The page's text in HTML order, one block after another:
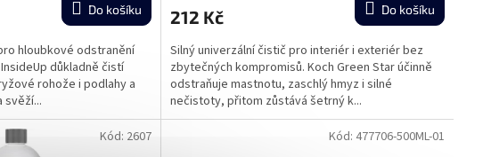
Do košíku
hloubkové odstranění
důkladně čistí
rohože i podlahy a
svěží...
je
z
5
hvězdiček.
212 Kč Do košíku
Silný univerzální čistič pro interiér i exteriér bez
zbytečných kompromisů. Koch Green Star účinně
odstraňuje mastnotu, zaschlý hmyz i silné
nečistoty, přitom zůstává šetrný k...
Kód: 2607 Kód: 477706-500ML-01